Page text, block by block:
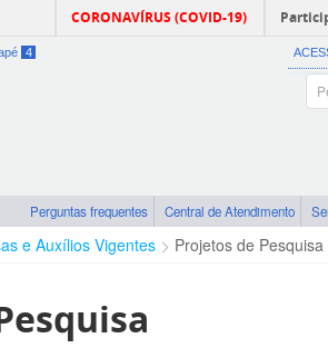
CORONAVÍRUS (COVID-19)
4
Perguntas frequentes Central de Atendimento
e Auxílios Vigentes Projetos de Pesquisa